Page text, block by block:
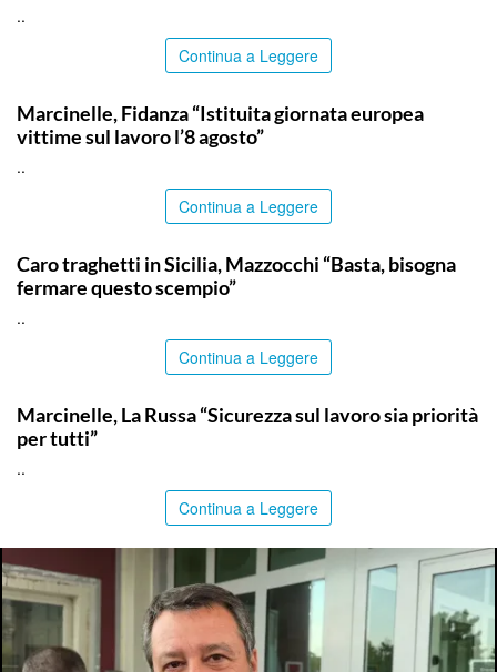
..
Continua a Leggere
Marcinelle, Fidanza “Istituita giornata europea
vittime sul lavoro l’8 agosto”
..
Continua a Leggere
Caro traghetti in Sicilia, Mazzocchi “Basta, bisogna
fermare questo scempio”
..
Continua a Leggere
Marcinelle, La Russa “Sicurezza sul lavoro sia priorità
per tutti”
..
Continua a Leggere